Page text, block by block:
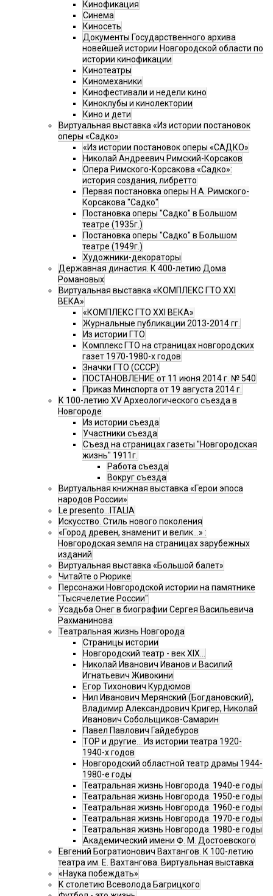
Кинофикация
Синема
Киносеть
Документы Государственного архива
новейшей истории Новгородской области по
истории кинофикации
Кинотеатры
Киномеханики
Кинофестивали и недели кино
Киноклубы и кинолектории
Кино и дети
Виртуальная выставка «Из истории постановок
оперы «Садко»
«Из истории постановок оперы «САДКО»
Николай Андреевич Римский-Корсаков
Опера Римского-Корсакова «Садко»:
история создания, либретто
Первая постановка оперы Н.А. Римского-
Корсакова "Садко"
Постановка оперы "Садко" в Большом
театре (1935г.)
Постановка оперы "Садко" в Большом
театре (1949г.)
Художники-декораторы
Державная династия. К 400-летию Дома
Романовых
Виртуальная выставка «КОМПЛЕКС ГТО XXI
ВЕКА»
«КОМПЛЕКС ГТО XXI ВЕКА»
Журнальные публикации 2013-2014 гг.
Из истории ГТО
Комплекс ГТО на страницах новгородских
газет 1970-1980-х годов
Значки ГТО (СССР)
ПОСТАНОВЛЕНИЕ от 11 июня 2014 г. № 540
Приказ Минспорта от 19 августа 2014 г.
К 100-летию XV Археологического съезда в
Новгороде
Из истории съезда
Участники съезда
Cъезд на страницах газеты "Новгородская
жизнь" 1911г.
Работа съезда
Вокруг съезда
Виртуальная книжная выставка «Герои эпоса
народов России»
Le presento...ITALIA
Искусство. Стиль нового поколения
«Город древен, знаменит и велик…» :
Новгородская земля на страницах зарубежных
изданий
Виртуальная выставка «Большой балет»
Читайте о Рюрике
Персонажи Новгородской истории на памятнике
"Тысячелетие России"
Усадьба Онег в биографии Сергея Васильевича
Рахманинова
Театральная жизнь Новгорода
Страницы истории
Новгородский театр - век XIX…
Николай Иванович Иванов и Василий
Игнатьевич Живокини
Егор Тихонович Курдюмов
Нил Иванович Мерянский (Богдановский),
Владимир Александрович Кригер, Николай
Иванович Собольщиков-Самарин
Павел Павлович Гайдебуров
ТОР и другие… Из истории театра 1920-
1940-х годов
Новгородский областной театр драмы 1944-
1980-е годы
Театральная жизнь Новгорода. 1940-е годы
Театральная жизнь Новгорода. 1950-е годы
Театральная жизнь Новгорода. 1960-е годы
Театральная жизнь Новгорода. 1970-е годы
Театральная жизнь Новгорода. 1980-е годы
Академический имени Ф. М. Достоевского
Евгений Богратионович Вахтангов. К 100-летию
театра им. Е. Вахтангова. Виртуальная выставка
«Наука побеждать»
К столетию Всеволода Багрицкого